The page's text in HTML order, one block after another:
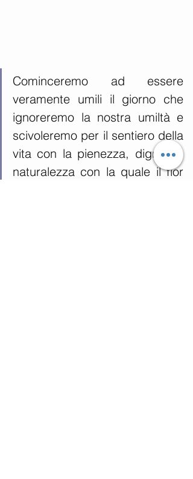
Cominceremo ad essere
veramente umili il giorno che
ignoreremo la nostra umiltà e
scivoleremo per il sentiero della
vita con la pienezza, dignità e
naturalezza con la quale il fior